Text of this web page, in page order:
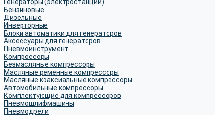
Генераторы (электростанции)
Бензиновые
Дизельные
Инверторные
Блоки автоматики для генераторов
Аксессуары для генераторов
Пневмоинструмент
Компрессоры
Безмасляные компрессоры
Масляные ременные компрессоры
Масляные коаксиальные компрессоры
Автомобильные компрессоры
Комплектующие для компрессоров
Пневмошлифмашины
Пневмодрели